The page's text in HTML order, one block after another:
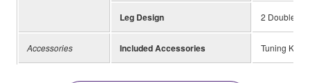
Leg Design 2 Double
Accessories Included Accessories Tuning Key,